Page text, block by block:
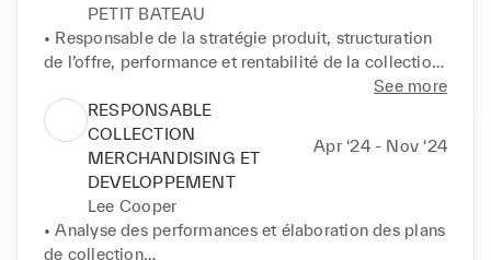
PETIT BATEAU
• Responsable de la stratégie produit, structuration
de l’offre, performance et rentabilité de la collection
• Management du pôle Nuit-Sous vêtements &
Accessoires - 4 personnes
• Coordination des budgets de collection avec le
service Finance
• Garant de la stratégie & positionnement prix -
Responsable de l’atteinte de l’objectif de marge
• Garant des Plans de collection - Brief de Style -
See more
RESPONSABLE
COLLECTION
MERCHANDISING ET
DEVELOPPEMENT
Apr ‘24 - Nov ‘24
Lee Cooper
• Analyse des performances et élaboration des plans
de collection